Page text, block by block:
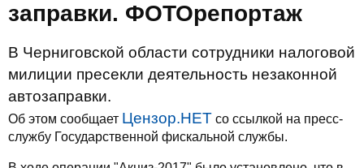
заправки. ФОТОрепортаж
В Черниговской области сотрудники налоговой
милиции пресекли деятельность незаконной
автозаправки.
Об этом сообщает Цензор.НЕТ со ссылкой на пресс-
службу Государственной фискальной службы.